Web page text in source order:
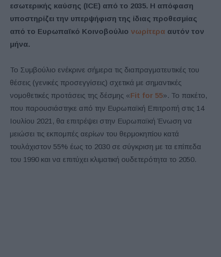
εσωτερικής καύσης (ICE) από το 2035. Η απόφαση
υποστηρίζει την υπερψήφιση της ίδιας προθεσμίας
από το Ευρωπαϊκό Κοινοβούλιο νωρίτερα αυτόν τον
μήνα.
Το Συμβούλιο ενέκρινε σήμερα τις διαπραγματευτικές του
θέσεις (γενικές προσεγγίσεις) σχετικά με σημαντικές
νομοθετικές προτάσεις της δέσμης «Fit for 55». Το πακέτο,
που παρουσιάστηκε από την Ευρωπαϊκή Επιτροπή στις 14
Ιουλίου 2021, θα επιτρέψει στην Ευρωπαϊκή Ένωση να
μειώσει τις εκπομπές αερίων του θερμοκηπίου κατά
τουλάχιστον 55% έως το 2030 σε σύγκριση με τα επίπεδα
του 1990 και να επιτύχει κλιματική ουδετερότητα το 2050.